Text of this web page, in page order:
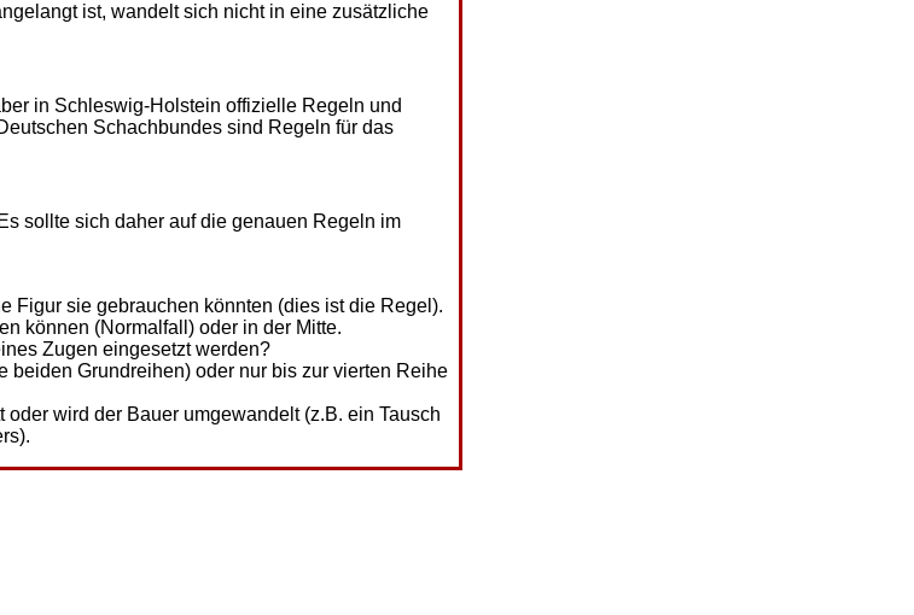
ist, wandelt sich nicht in eine zusätzliche
in Schleswig-Holstein offizielle Regeln und
Schachbundes sind Regeln für das
sollte sich daher auf die genauen Regeln im
Figur sie gebrauchen könnten (dies ist die Regel).
können (Normalfall) oder in der Mitte.
Zugen eingesetzt werden?
beiden Grundreihen) oder nur bis zur vierten Reihe
wird der Bauer umgewandelt (z.B. ein Tausch